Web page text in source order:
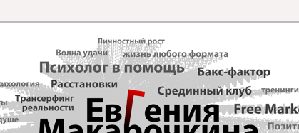
Макарочкиной